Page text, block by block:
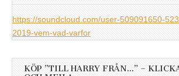
https://soundcloud.com/user-509091650-
2019-vem-vad-varfor
KÖP ”TILL HARRY FRÅN…” –